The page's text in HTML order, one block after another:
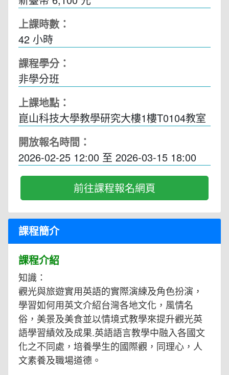
上課時數：
42 小時
課程學分：
非學分班
上課地點：
崑山科技大學教學研究大樓1樓T0104教室
開放報名時間：
2026-02-25 12:00 至 2026-03-15 18:00
前往課程報名網頁
課程簡介
課程介紹
知識：
觀光與旅遊實用英語的實際演練及角色扮演，
學習如何用英文介紹台灣各地文化，風情名
俗，美景及美食並以情境式教學來提升觀光英
語學習績效及成果.英語語言教學中融入各國文
化之不同處，培養學生的國際觀，同理心，人
文素養及職場道德。